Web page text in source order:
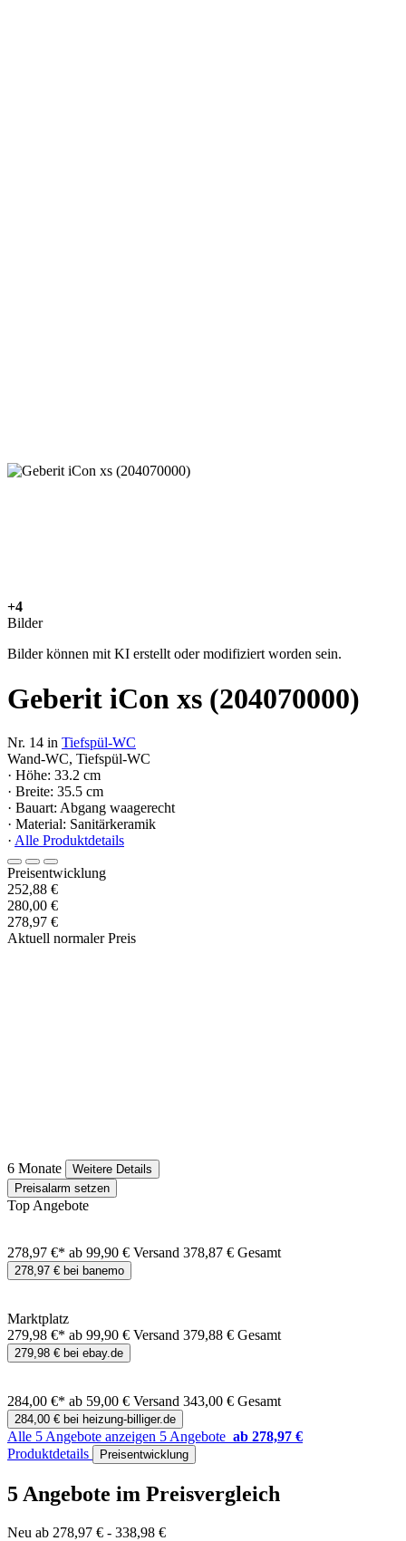
+4
Bilder
Bilder können mit KI erstellt oder modifiziert worden sein.
Geberit iCon xs (204070000)
Nr. 14 in Tiefspül-WC
Wand-WC, Tiefspül-WC
· Höhe: 33.2 cm
· Breite: 35.5 cm
· Bauart: Abgang waagerecht
· Material: Sanitärkeramik
· Alle Produktdetails
Preisentwicklung
252,88 €
280,00 €
278,97 €
Aktuell normaler Preis
6 Monate
Weitere Details
Preisalarm setzen
Top Angebote
278,97 €* ab 99,90 € Versand 378,87 € Gesamt
278,97 € bei banemo
Marktplatz
279,98 €* ab 99,90 € Versand 379,88 € Gesamt
279,98 € bei ebay.de
284,00 €* ab 59,00 € Versand 343,00 € Gesamt
284,00 € bei heizung-billiger.de
Alle 5 Angebote anzeigen 5 Angebote ab 278,97 €
Produktdetails
Preisentwicklung
5 Angebote im Preisvergleich
Neu ab 278,97 € - 338,98 €